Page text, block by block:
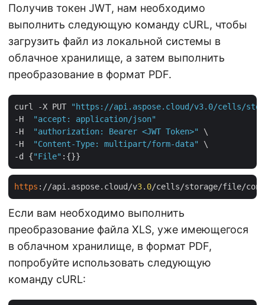
Получив токен JWT, нам необходимо
выполнить следующую команду cURL, чтобы
загрузить файл из локальной системы в
облачное хранилище, а затем выполнить
преобразование в формат PDF.
curl -X PUT
"https://api.aspose.cloud/v3.0/cells/
-H
"accept: application/json"
-H
"authorization: Bearer <JWT Token>"
\
-H
"Content-Type: multipart/form-data"
\
-d {"File"
https ://api.aspose.cloud/v3. 0
Если вам необходимо выполнить
преобразование файла XLS, уже имеющегося
в облачном хранилище, в формат PDF,
попробуйте использовать следующую
команду cURL: